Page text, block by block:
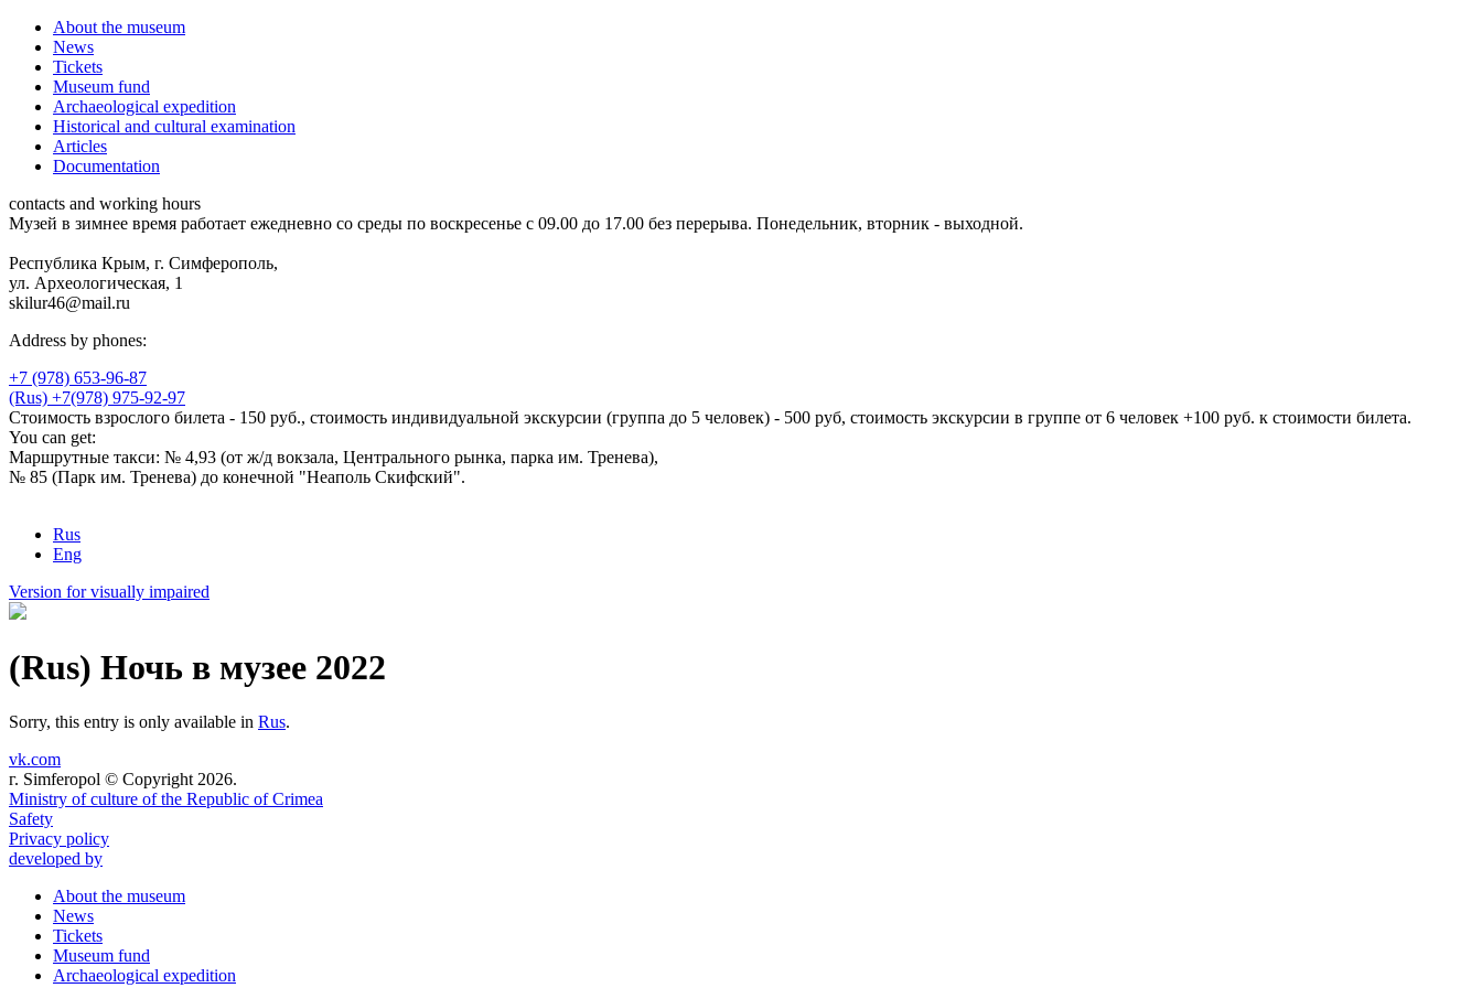
About the museum
News
Tickets
Museum fund
Archaeological expedition
Historical and cultural examination
Articles
Documentation
contacts and working hours
Музей в зимнее время работает ежедневно со среды по воскресенье с 09.00 до 17.00 без перерыва. Понедельник, вторник - выходной.
Республика Крым, г. Симферополь,
ул. Археологическая, 1
skilur46@mail.ru
Address by phones:
+7 (978) 653-96-87
(Rus) +7(978) 975-92-97
Стоимость взрослого билета - 150 руб., стоимость индивидуальной экскурсии (группа до 5 человек) - 500 руб, стоимость экскурсии в группе от 6 человек +100 руб. к стоимости билета.
You can get:
Маршрутные такси: № 4,93 (от ж/д вокзала, Центрального рынка, парка им. Тренева),
№ 85 (Парк им. Тренева) до конечной "Неаполь Скифский".
Rus
Eng
Version for visually impaired
(Rus) Ночь в музее 2022
Sorry, this entry is only available in Rus.
vk.com
г. Simferopol © Copyright 2026.
Ministry of culture of the Republic of Crimea
Safety
Privacy policy
developed by
About the museum
News
Tickets
Museum fund
Archaeological expedition